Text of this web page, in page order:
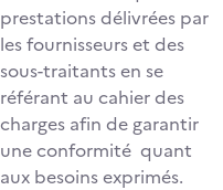
prestations délivrées par
les fournisseurs et des
sous-traitants en se
référant au cahier des
charges afin de garantir
une conformité quant
aux besoins exprimés.